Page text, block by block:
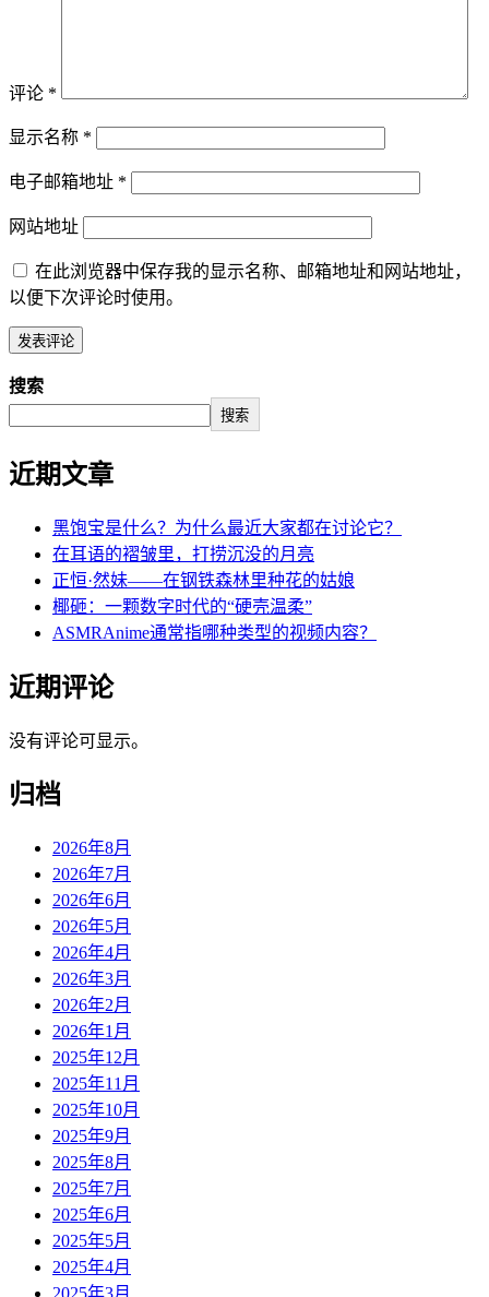
评论 *
显示名称 *
电子邮箱地址 *
网站地址
在此浏览器中保存我的显示名称、邮箱地址和网站地址，
以便下次评论时使用。
搜索
搜索
近期文章
黑饱宝是什么？为什么最近大家都在讨论它？
在耳语的褶皱里，打捞沉没的月亮
正恒·然妹——在钢铁森林里种花的姑娘
椰砸：一颗数字时代的“硬壳温柔”
ASMRAnime通常指哪种类型的视频内容？
近期评论
没有评论可显示。
归档
2026年8月
2026年7月
2026年6月
2026年5月
2026年4月
2026年3月
2026年2月
2026年1月
2025年12月
2025年11月
2025年10月
2025年9月
2025年8月
2025年7月
2025年6月
2025年5月
2025年4月